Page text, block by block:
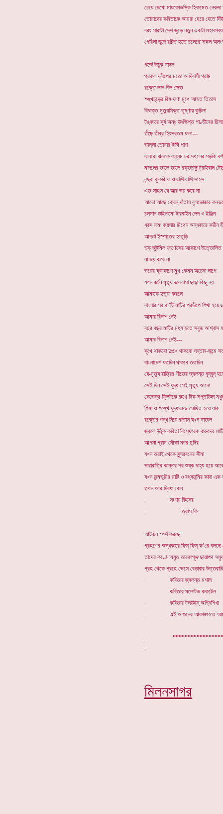
চেয়ে দেখো মায়কোভস্কি হিকমেত
তোমাদের কবিতাকে আমরা হেরে যেতে
বরং সারাটা দেশ জুড়ে নতুন একটা মহাকাব্য
গেরিলা ছন্দে রচিত হতে চলেছে সকল
গর্জে উঠুক মাদল
প্রবাল দ্বীপের মতো আদিবাসী গ্রাম
রক্তে লাল নীল ক্ষেত
শঙ্খচূড়ের বিষ-ফণা মুখে আহত তিতাস
বিষাক্ত মৃত্যুসিক্ত তৃষ্ণায় কুচিলা
টঙ্কারে সূর্য অন্ধ উৎক্ষিপ্ত গাণ্ডীবের ছিলা
তীক্ষ্ণ তীব্র হিংস্রতম ফলা---
ভাল্লা তোমার টাঙ্গি পাশ
ঝলকে ঝলকে বল্লম চর-দখলের সড়কি
মাদলের তালে তালে রক্তচক্ষু ট্রাইবাল
বন্দুক কুকরি দা ও রাশি রাশি সাহস
এত সাহস যে আর ভয় করে না
আরো আছে ক্রেন্ দাঁতাল বুলডোজার
চলমান ডাইনামো টারবাইন লেদ ও ইঞ্জিন
ধ্বস নামা কয়লার মিথেন অন্ধকারে কঠিন
আশ্চর্য ইস্পাতের হাতুড়ি
ডক্ জুটমিল ফার্ণেসের আকাশে উত্তোলিত
না ভয় করে না
ভয়ের ফ্যাকাশে মুখ কেমন অচেনা লাগে
যখন জানি মৃত্যু ভালবাসা ছাড়া কিছু নয়
আমাকে হত্যা করলে
বাংলার সব ক’টি মাটির প্রদীপে শিখা হয়ে
আমার বিনাশ নেই
বছর বছর মাটির মধ্য হতে সবুজ আশ্বাস
আমার বিনাশ নেই---
সুখে থাকবো দুঃখে থাকবো সন্তান-জন্মে
বাংলাদেশ যতদিন থাকবে ততদিন
যে-মৃত্যু রাত্রির শীতের জ্বলন্ত বুদ্বুদ্
সেই দিন সেই যুদ্ধ সেই মৃত্যু আনো
সেভেন্থ ফ্লিটকে রুখে দিক সপ্তডিঙ্গা
শিঙ্গা ও শঙ্খে যুদ্ধারম্ভ ঘোষিত হয়ে যাক
রক্তের গন্ধ নিয়ে বাতাস যখন মাতাল
জ্বলে উঠুক কবিতা বিস্ফোরক বারুদের
আল্পনা গ্রাম নৌকা নগর মন্দির
যখন তরাই থেকে সুন্দরবনের সীমা
সারারাত্রি কান্নার পর শুষ্ক দাহ্য হয়ে
যখন জন্মভূমির মাটি ও বধ্যভূমির কাদা এক
তখন আর দ্বিধা কেন
. সংশয় কিসের
. ত্রাস কি
আটজন স্পর্শ করছে
গ্রহণের অন্ধকারে ফিস্ ফিস্ ক’রে
তাদের কণ্ঠে অযুত তারকাপুঞ্জ ছায়াপথ
গ্রহ থেকে গ্রহে ভেসে বেড়াবার
. কবিতার জ্বলন্ত মশাল
. কবিতার মলোটভ ককটেল
. কবিতার টলউইন্ অগ্নিশিখা
. এই আগুনের আকাঙ্ক্ষাতে
.
মিলনসাগর